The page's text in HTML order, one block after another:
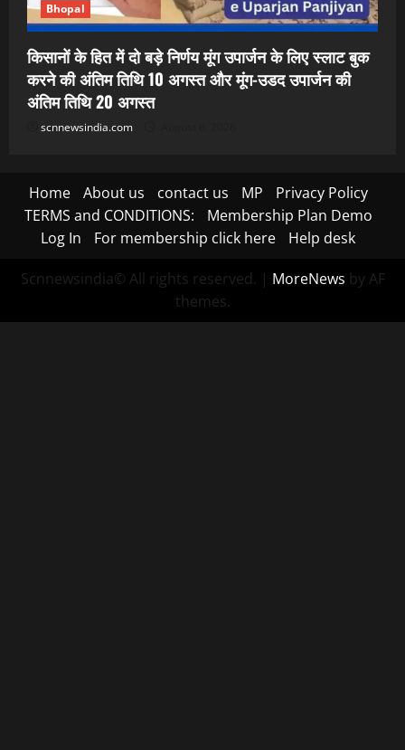
Bhopal
किसानों के हित में दो बड़े निर्णय मूंग उपार्जन के लिए स्लाट बुक
करने की अंतिम तिथि 10 अगस्त और मूंग-उडद उपार्जन की
अंतिम तिथि 20 अगस्त
scnnewsindia.com
Home About us contact us MP
Privacy Policy
TERMS and CONDITIONS:
Membership Plan Demo
Log In
For membership click here Help desk
Scnnewsindia© All rights reserved. | MoreNews by AF
themes.